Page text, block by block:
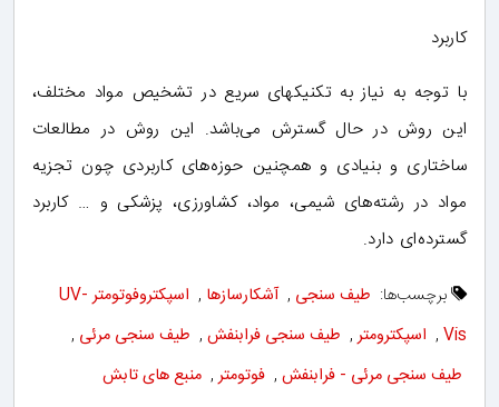
کاربرد
با توجه به نیاز به تکنیکهای سریع در تشخیص مواد مختلف،
این روش در حال گسترش می‌باشد. این روش در مطالعات
ساختاری و بنیادی و همچنین حوزه‌های کاربردی چون تجزیه
مواد در رشته‌های شیمی، مواد، کشاورزی، پزشکی و … کاربرد
گسترده‌ای دارد.
برچسب‌ها: طیف سنجی , آشکارسازها ,
اسپکتروفوتومتر UV-
Vis
, اسپکترومتر , طیف سنجی فرابنفش , طیف سنجی مرئی ,
طیف سنجی مرئی - فرابنفش , فوتومتر , منبع های تابش